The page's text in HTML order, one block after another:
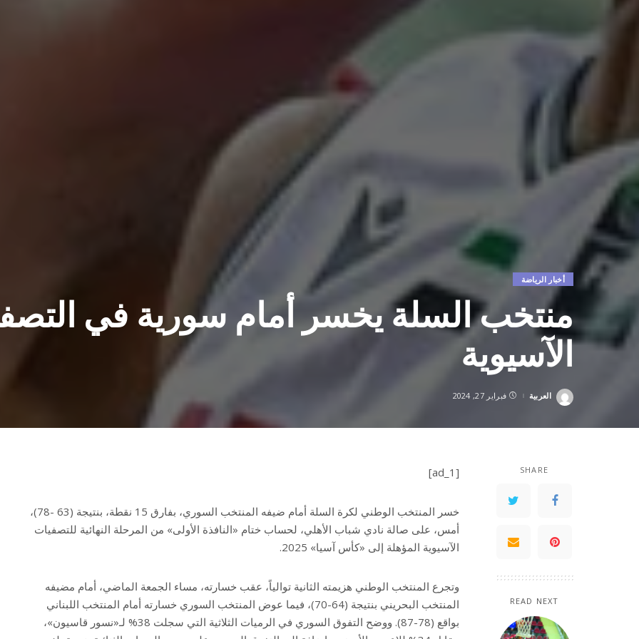
أخبار الرياضة
منتخب السلة يخسر أمام سورية في
الآسيوية
Posted
العربية فبراير 27, 2024
SHARE
READ NEXT
[ad_1]
خسر المنتخب الوطني لكرة السلة أمام ضيفه المنتخب السوري، بفارق 15 نقطة، بنتيجة (63 -78)،
أمس، على صالة نادي شباب الأهلي، لحساب ختام «النافذة الأولى» من المرحلة النهائية للتصفيات
الآسيوية المؤهلة إلى «كأس آسيا» 2025.
وتجرع المنتخب الوطني هزيمته الثانية توالياً، عقب خسارته، مساء الجمعة الماضي، أمام مضيفه
المنتخب البحريني بنتيجة (64-70)، فيما عوض المنتخب السوري خسارته أمام المنتخب اللبناني
بواقع (78-87). ووضح التفوق السوري في الرميات الثلاثية التي سجلت 38% لـ«نسور قاسيون»،